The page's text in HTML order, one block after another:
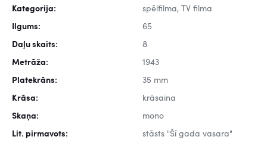
Kategorija: spēlfilma, TV filma
Ilgums: 65
Daļu skaits: 8
Metrāža: 1943
Platekrāns: 35 mm
Krāsa: krāsaina
Skaņa: mono
Lit. pirmavots: stāsts "Šī gada vasara"